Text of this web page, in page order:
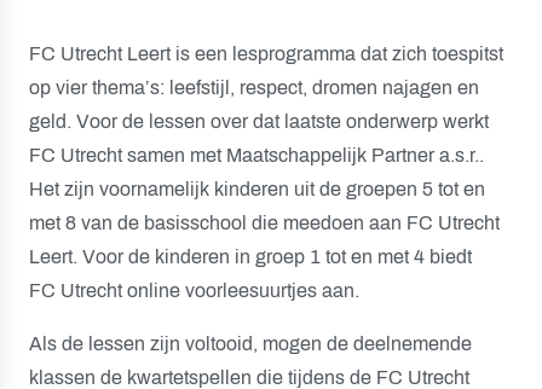
FC Utrecht Leert is een lesprogramma dat zich toespitst
op vier thema’s: leefstijl, respect, dromen najagen en
geld. Voor de lessen over dat laatste onderwerp werkt
FC Utrecht samen met Maatschappelijk Partner a.s.r..
Het zijn voornamelijk kinderen uit de groepen 5 tot en
met 8 van de basisschool die meedoen aan FC Utrecht
Leert. Voor de kinderen in groep 1 tot en met 4 biedt
FC Utrecht online voorleesuurtjes aan.
Als de lessen zijn voltooid, mogen de deelnemende
klassen de kwartetspellen die tijdens de FC Utrecht